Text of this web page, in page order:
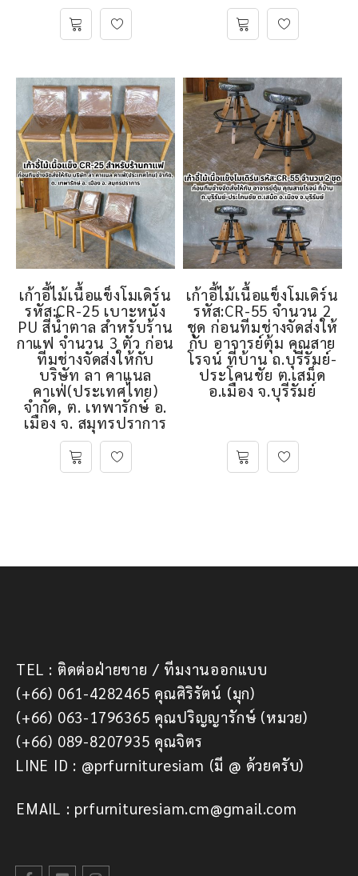
เก้าอี้ไม้เนื้อแข็งโมเดิร์น
รหัส:CR-25 เบาะหนัง
PU สีน้ำตาล สำหรับร้าน
กาแฟ จำนวน 3 ตัว ก่อน
ทีมช่างจัดส่งให้กับ
บริษัท ลา คาแนล
คาเฟ่(ประเทศไทย)
จำกัด, ต. เทพารักษ์ อ.
เมือง จ. สมุทรปราการ
เก้าอี้ไม้เนื้อแข็งโมเดิร์น
รหัส:CR-55 จำนวน 2
ชุด ก่อนทีมช่างจัดส่งให้
กับ อาจารย์ตุ้ม คุณสาย
โรจน์ ที่บ้าน ถ.บุรีรัมย์-
ประโคนชัย ต.เสม็ด
อ.เมือง จ.บุรีรัมย์
TEL : ติดต่อฝ่ายขาย / ทีมงานออกแบบ
(+66) 061-4282465 คุณศิริรัตน์ (มุก)
(+66) 063-1796365 คุณปริญญารักษ์ (หมวย)
(+66) 089-8207935 คุณจิตร
LINE ID : @prfurnituresiam (มี @ ด้วยครับ)
EMAIL : prfurnituresiam.cm@gmail.com